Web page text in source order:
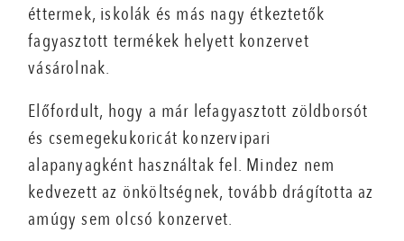
éttermek, iskolák és más nagy étkeztetők
fagyasztott termékek helyett konzervet
vásárolnak.
Előfordult, hogy a már lefagyasztott zöldborsót
és csemegekukoricát konzervipari
alapanyagként használtak fel. Mindez nem
kedvezett az önköltségnek, tovább drágította az
amúgy sem olcsó konzervet.